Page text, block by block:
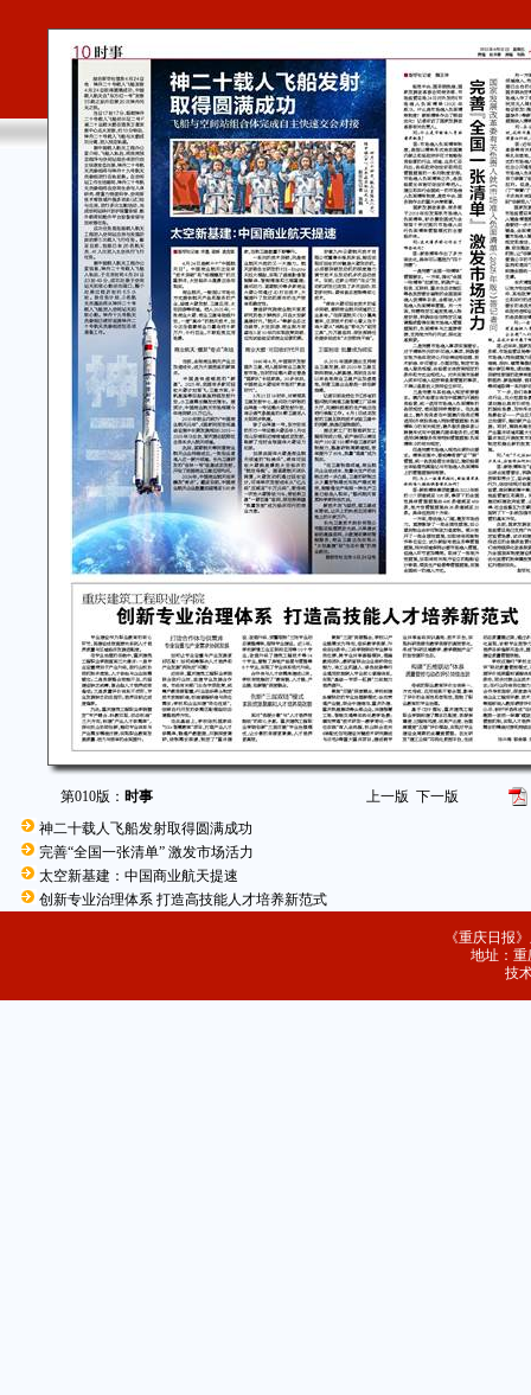
第010版： 时事 上一版 下一版
神二十载人飞船发射取得圆满成功
完善“全国一张清单” 激发市场活力
太空新基建：中国商业航天提速
创新专业治理体系 打造高技能人才培养新范式
《重庆日报
地址：重
技